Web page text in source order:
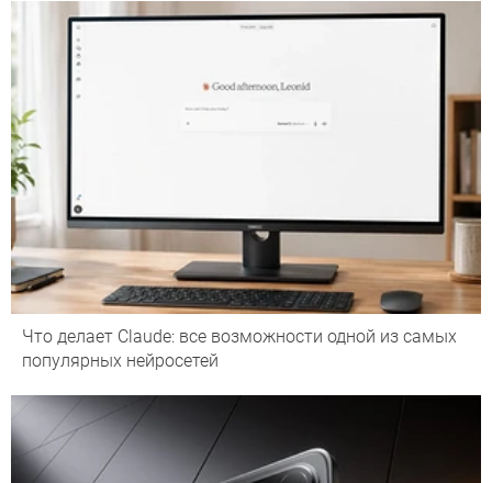
Что делает Сlaude: все возможности одной из самых
популярных нейросетей